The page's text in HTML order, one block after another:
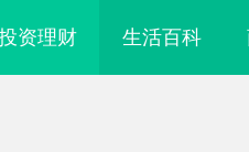
资理财 生活百科